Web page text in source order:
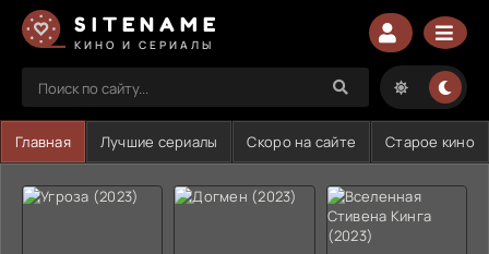
SITENAME
КИНО И СЕРИАЛЫ
Главная Лучшие сериалы Скоро на сайте Старое кино